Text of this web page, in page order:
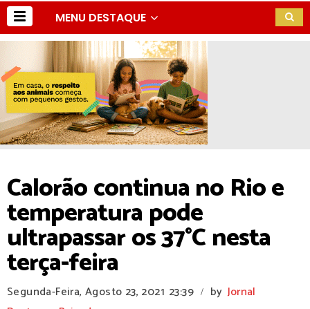
MENU DESTAQUE
Calorão continua no Rio e
temperatura pode
ultrapassar os 37°C nesta
terça-feira
Segunda-Feira, Agosto 23, 2021 23:39 / by Jornal